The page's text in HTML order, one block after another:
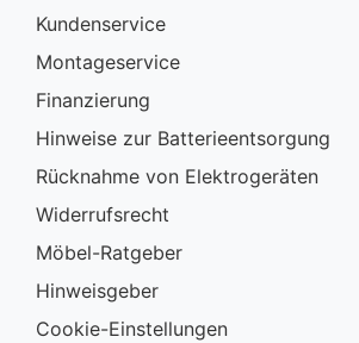
Kundenservice
Montageservice
Finanzierung
Hinweise zur Batterieentsorgung
Rücknahme von Elektrogeräten
Widerrufsrecht
Möbel-Ratgeber
Hinweisgeber
Cookie-Einstellungen